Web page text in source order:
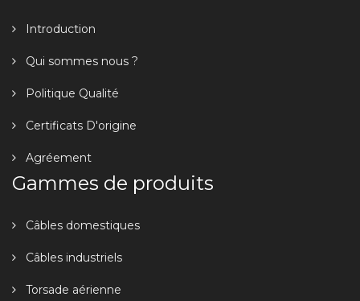
Introduction
Qui sommes nous ?
Politique Qualité
Certificats D'origine
Agréement
Gammes de produits
Câbles domestiques
Câbles industriels
Torsade aérienne